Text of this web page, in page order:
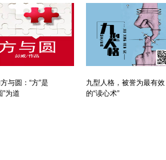
与圆：“方”是
”为道
九型人格，被誉为最有效
的“读心术”